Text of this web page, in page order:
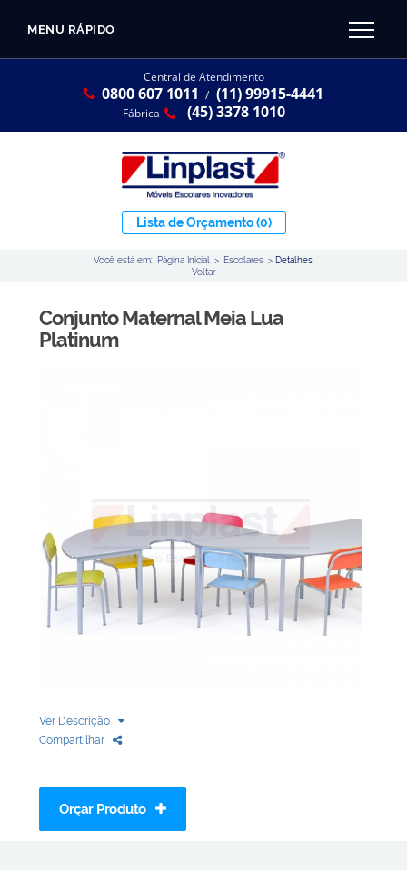
MENU RÁPIDO
Central de Atendimento
0800 607 1011 / (11) 99915-4441
Fábrica (45) 3378 1010
Lista de Orçamento(0)
Você está em: Página Inicial > Escolares >Detalhes
Voltar
Conjunto Maternal Meia Lua
Platinum
Ver Descrição
Compartilhar
Orçar Produto
Linha Resina Plástica
Ambiente Maker
Quadro Branco
Linha Wood Prime
Cadeira especial
CATÁLOGO LINPLAST 2025
SOBRE A EMPRESA